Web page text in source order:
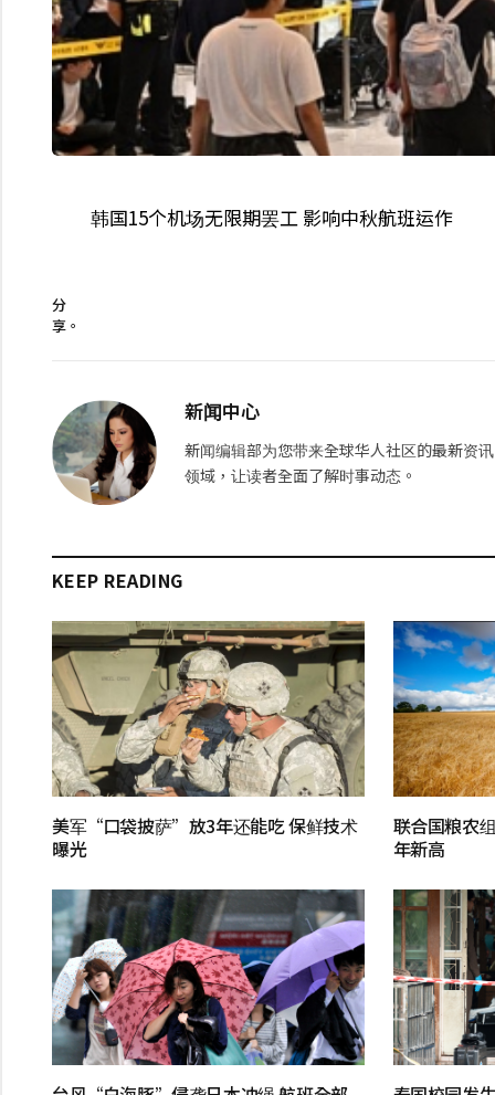
韩国15个机场无限期罢工 影响中秋航班运作
分
享。
新闻中心
新闻编辑部为您带来全球华人社区的最新资
领域，让读者全面了解时事动态。
KEEP READING
美军“口袋披萨”放3年还能吃 保鲜技术
曝光
联合国粮农
年新高